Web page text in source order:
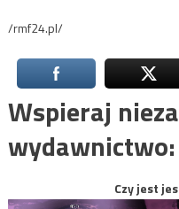
/rmf24.pl/
Wspieraj
wydawnictwo:
Czy jest